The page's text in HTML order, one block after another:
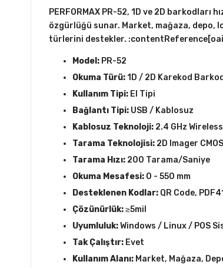
PERFORMAX PR-52, 1D ve 2D
özgürlüğü sunar. Market, mağaza, depo,
türlerini destekler.
Model: PR-52
Okuma Türü:1D / 2D Karekod
Kullanım Tipi: El Tipi
Bağlantı Tipi: USB / Kablosuz
Kablosuz Teknoloji: 2.4 GHz Wireless
Tarama Teknolojisi: 2D Imager
Tarama Hızı: 200 Tarama/Saniye
Okuma Mesafesi: 0 - 550 mm
Desteklenen Kodlar: QR Code,
Çözünürlük:≥5mil
Uyumluluk:Windows / Linux / POS
Tak Çalıştır: Evet
Kullanım Alanı: Market, Mağaza,